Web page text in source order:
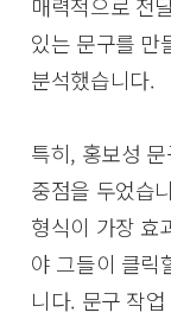
있는 문구를 만
분석했습니다.
특히, 홍보성
중점을 두었습
형식이 가장 효
야 그들이 클릭
니다. 문구 작